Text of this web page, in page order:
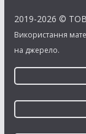
2019-2026 © ТОВ
Використання
на джерело.